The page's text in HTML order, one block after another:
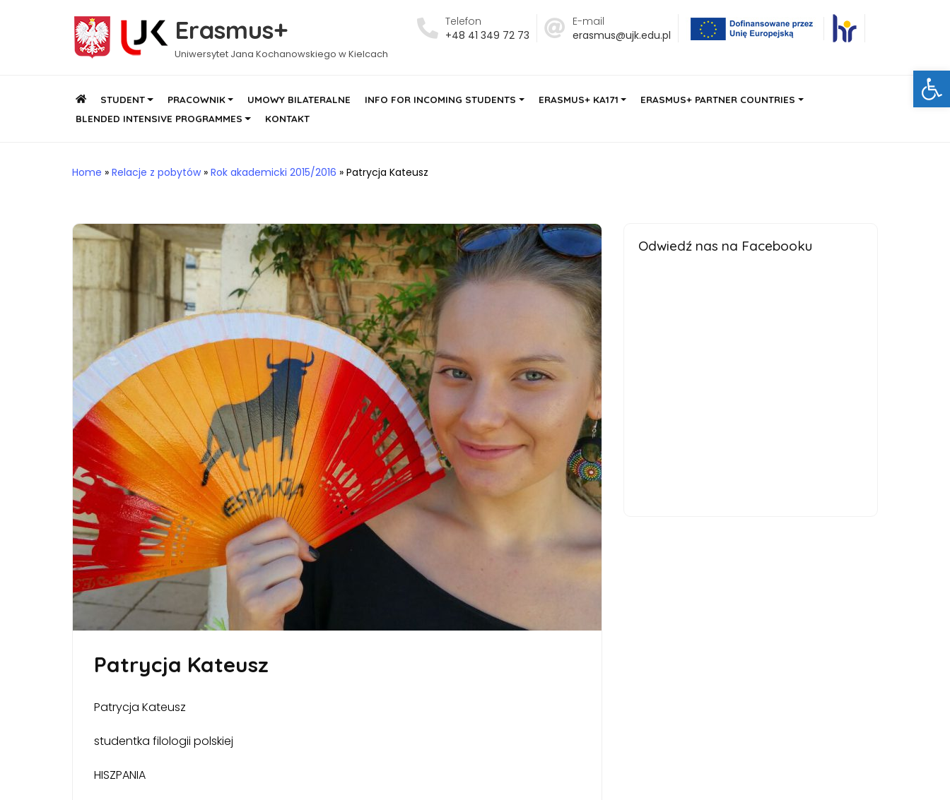
Erasmus+
Uniwersytet Jana Kochanowskiego w Kielcach
Telefon
+48 41 349 72 73
E-mail
erasmus@ujk.edu.pl
STUDENT PRACOWNIK UMOWY BILATERALNE INFO FOR INCOMING STUDENTS ERASMUS+ KA171
ERASMUS+ PARTNER COUNTRIES
BLENDED INTENSIVE PROGRAMMES
KONTAKT
Home » Relacje z pobytów» Rok akademicki 2015/2016 » Patrycja Kateusz
Patrycja Kateusz
Patrycja Kateusz
studentka filologii polskiej
HISZPANIA
Odwiedź nas na Facebooku